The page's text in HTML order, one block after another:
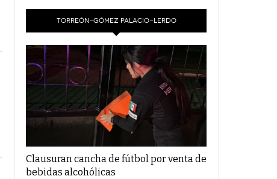
TORREÓN-GÓMEZ PALACIO-LERDO
Clausuran cancha de fútbol por venta de
bebidas alcohólicas